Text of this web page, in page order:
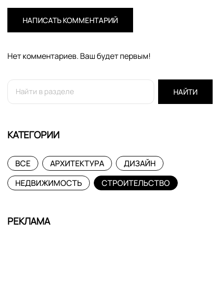
НАПИСАТЬ КОММЕНТАРИЙ
Нет комментариев. Ваш будет первым!
НАЙТИ
КАТЕГОРИИ
ВСЕ АРХИТЕКТУРА
ДИЗАЙН
НЕДВИЖИМОСТЬ
СТРОИТЕЛЬСТВО
РЕКЛАМА